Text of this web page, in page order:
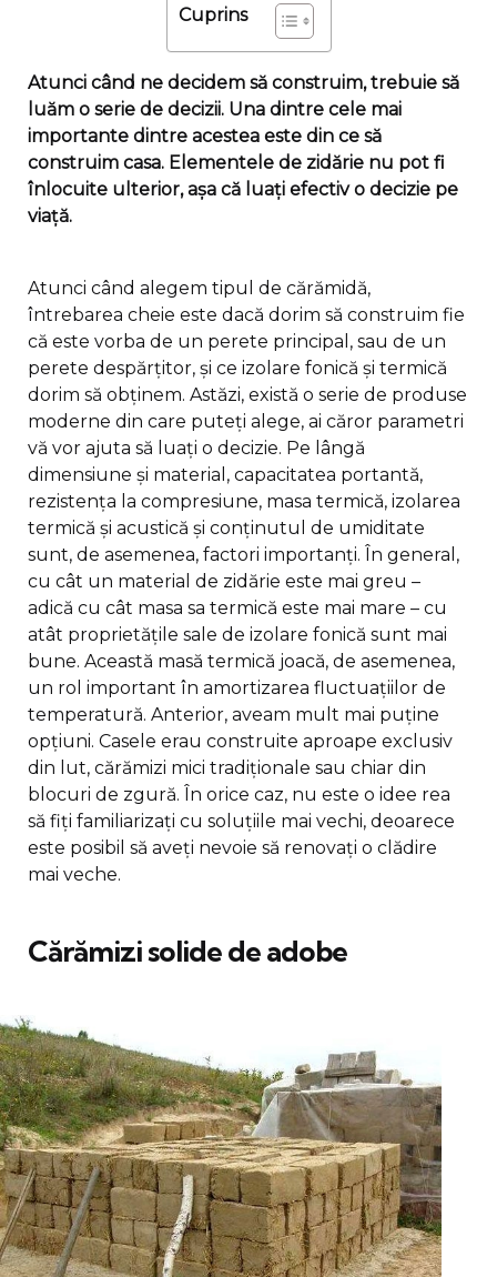
Cuprins
Atunci când ne decidem să construim, trebuie să
luăm o serie de decizii. Una dintre cele mai
importante dintre acestea este din ce să
construim casa. Elementele de zidărie nu pot fi
înlocuite ulterior, așa că luați efectiv o decizie pe
viață.
Atunci când alegem tipul de cărămidă,
întrebarea cheie este dacă dorim să construim fie
că este vorba de un perete principal, sau de un
perete despărțitor, și ce izolare fonică și termică
dorim să obținem. Astăzi, există o serie de produse
moderne din care puteți alege, ai căror parametri
vă vor ajuta să luați o decizie. Pe lângă
dimensiune și material, capacitatea portantă,
rezistența la compresiune, masa termică, izolarea
termică și acustică și conținutul de umiditate
sunt, de asemenea, factori importanți. În general,
cu cât un material de zidărie este mai greu –
adică cu cât masa sa termică este mai mare – cu
atât proprietățile sale de izolare fonică sunt mai
bune. Această masă termică joacă, de asemenea,
un rol important în amortizarea fluctuațiilor de
temperatură. Anterior, aveam mult mai puține
opțiuni. Casele erau construite aproape exclusiv
din lut, cărămizi mici tradiționale sau chiar din
blocuri de zgură. În orice caz, nu este o idee rea
să fiți familiarizați cu soluțiile mai vechi, deoarece
este posibil să aveți nevoie să renovați o clădire
mai veche.
Cărămizi solide de adobe